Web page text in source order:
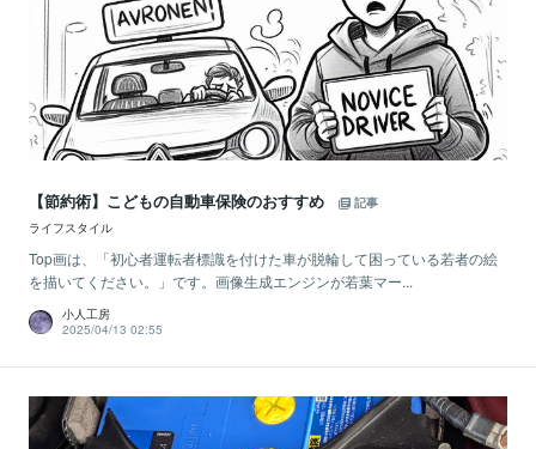
【節約術】こどもの自動車保険のおすすめ
記事
ライフスタイル
Top画は、「初心者運転者標識を付けた車が脱輪して困っている若者の絵
を描いてください。」です。画像生成エンジンが若葉マー...
小人工房
2025/04/13 02:55